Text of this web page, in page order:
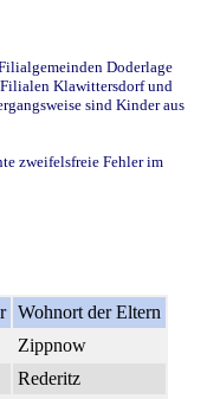
Doderlage
Klawittersdorf und
sind Kinder aus
zweifelsfreie Fehler im
Wohnort der Eltern
Zippnow
Rederitz